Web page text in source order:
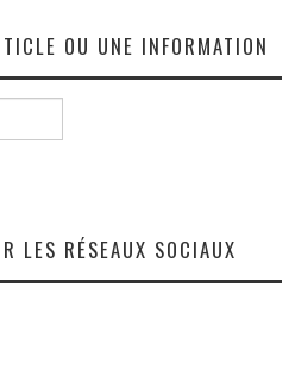
OU UNE INFORMATION
LES RÉSEAUX SOCIAUX